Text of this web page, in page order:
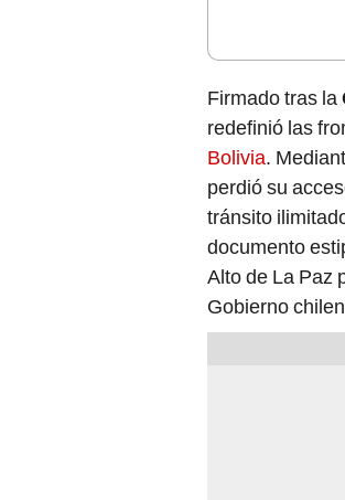
Firmado tras la
redefinió las
Bolivia.
perdió su
tránsito
documento
Alto de La Paz
Gobierno